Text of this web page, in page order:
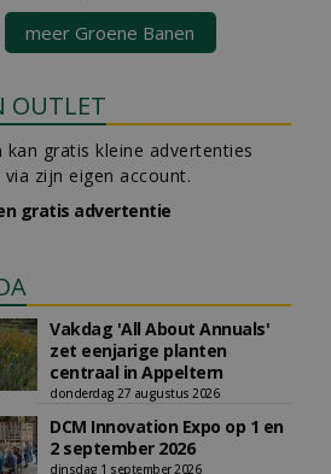
meer Groene Banen
OUTLET
kan gratis kleine advertenties
via zijn eigen account.
gratis advertentie
Vakdag 'All About Annuals'
zet eenjarige planten
centraal in Appeltern
donderdag 27 augustus 2026
DCM Innovation Expo op 1 en
2 september 2026
dinsdag 1 september 2026